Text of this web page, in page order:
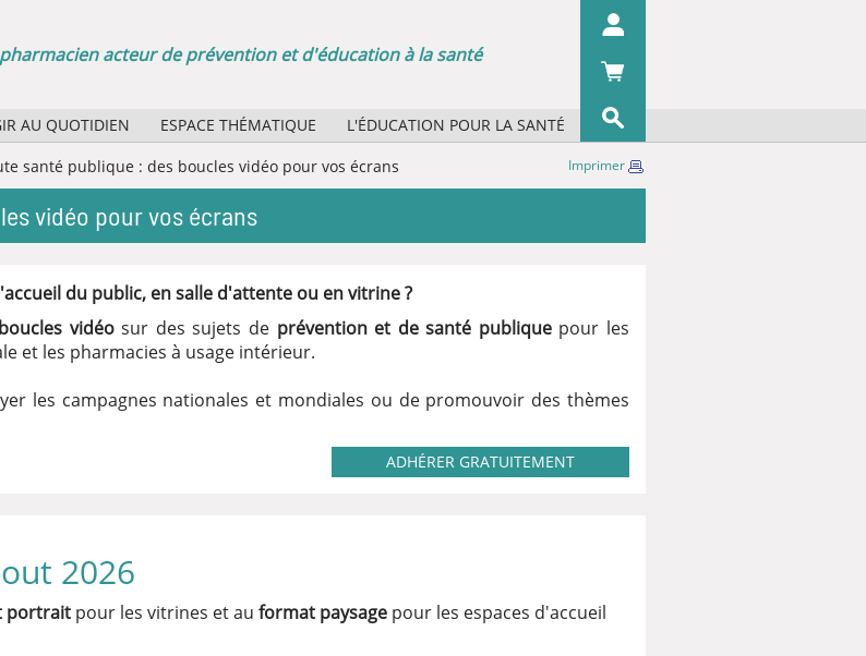
acteur de prévention et d'éducation à la santé
AU QUOTIDIEN
d'affiches papier
des manifestations
ESPACE THÉMATIQUE
L'ÉDUCATION POUR LA SANTÉ
Quels concepts ?
Bibliographie
santé publique : des boucles vidéo pour vos écrans Imprimer
vidéo pour vos écrans
du public, en salle d'attente ou en vitrine ?
boucles vidéosur des sujets de prévention et de santé publiquepour les
et les pharmacies à usage intérieur.
les campagnes nationales et mondiales ou de promouvoir des thèmes
ADHÉRER GRATUITEMENT
2026
portrait pour les vitrines et au format paysage pour les espaces d'accueil